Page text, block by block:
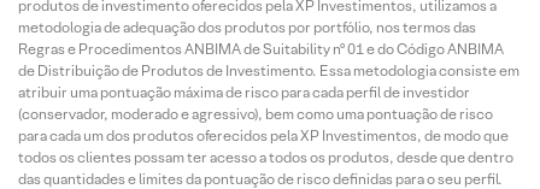
produtos de investimento oferecidos pela XP Investimentos, utilizamos a
metodologia de adequação dos produtos por portfólio, nos termos das
Regras e Procedimentos ANBIMA de Suitability nº 01 e do Código ANBIMA
de Distribuição de Produtos de Investimento. Essa metodologia consiste em
atribuir uma pontuação máxima de risco para cada perfil de investidor
(conservador, moderado e agressivo), bem como uma pontuação de risco
para cada um dos produtos oferecidos pela XP Investimentos, de modo que
todos os clientes possam ter acesso a todos os produtos, desde que dentro
das quantidades e limites da pontuação de risco definidas para o seu perfil.